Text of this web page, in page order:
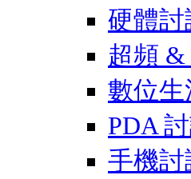
硬體討
超頻 &
數位生
PDA
手機討